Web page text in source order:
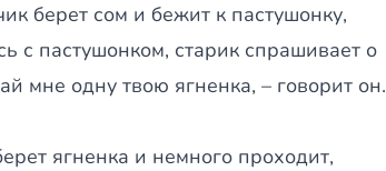
берет сом и бежит к пастушонку,
с пастушонком, старик спрашивает о
мне одну твою ягненка, – говорит он.
ягненка и немного проходит,